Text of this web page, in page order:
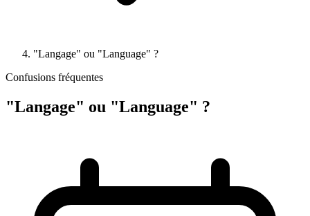
"Langage" ou "Language" ?
Confusions fréquentes
"Langage" ou "Language" ?